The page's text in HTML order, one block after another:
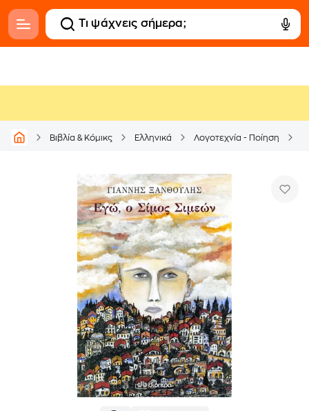
Βιβλία & Κόμικς Ελληνικά Λογοτεχνία - Ποίηση